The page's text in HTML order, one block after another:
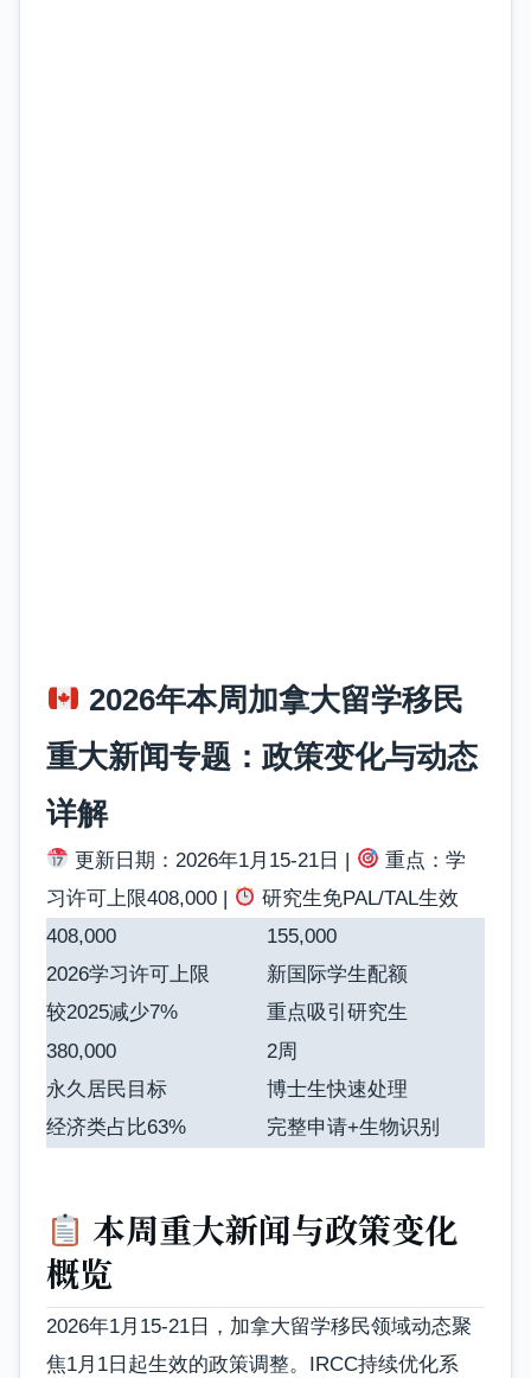
2026年本周加拿大留学移民
重大新闻专题：政策变化与动态
详解
更新日期：2026年1月15-21日 |
重点：学
习许可上限408,000 |
研究生免PAL/TAL生效
408,000
2026学习许可上限
较2025减少7%
155,000
新国际学生配额
重点吸引研究生
380,000
永久居民目标
经济类占比63%
2周
博士生快速处理
完整申请+生物识别
本周重大新闻与政策变化
概览
2026年1月15-21日，加拿大留学移民领域动态聚
焦1月1日起生效的政策调整。IRCC持续优化系